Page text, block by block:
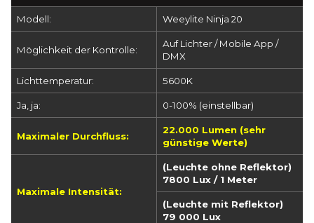
Modell: Weeylite Ninja 20
Möglichkeit der Kontrolle:
Auf Lichter / Mobile App /
DMX
Lichttemperatur: 5600K
Ja, ja: 0-100% (einstellbar)
Maximaler Durchfluss:
22.000 Lumen (sehr
günstige Werte)
Maximale Intensität:
(Leuchte ohne Reflektor)
7800 Lux / 1 Meter
(Leuchte mit Reflektor)
79 000 Lux